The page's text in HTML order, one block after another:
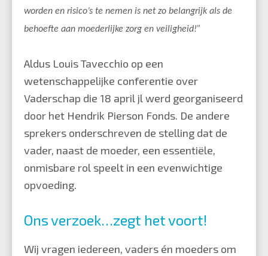
worden en risico’s te nemen is net zo belangrijk als de
behoefte aan moederlijke zorg en veiligheid!”
Aldus Louis Tavecchio op een
wetenschappelijke conferentie over
Vaderschap die 18 april jl werd georganiseerd
door het Hendrik Pierson Fonds. De andere
sprekers onderschreven de stelling dat de
vader, naast de moeder, een essentiële,
onmisbare rol speelt in een evenwichtige
opvoeding.
Ons verzoek…zegt het voort!
Wij vragen iedereen, vaders én moeders om